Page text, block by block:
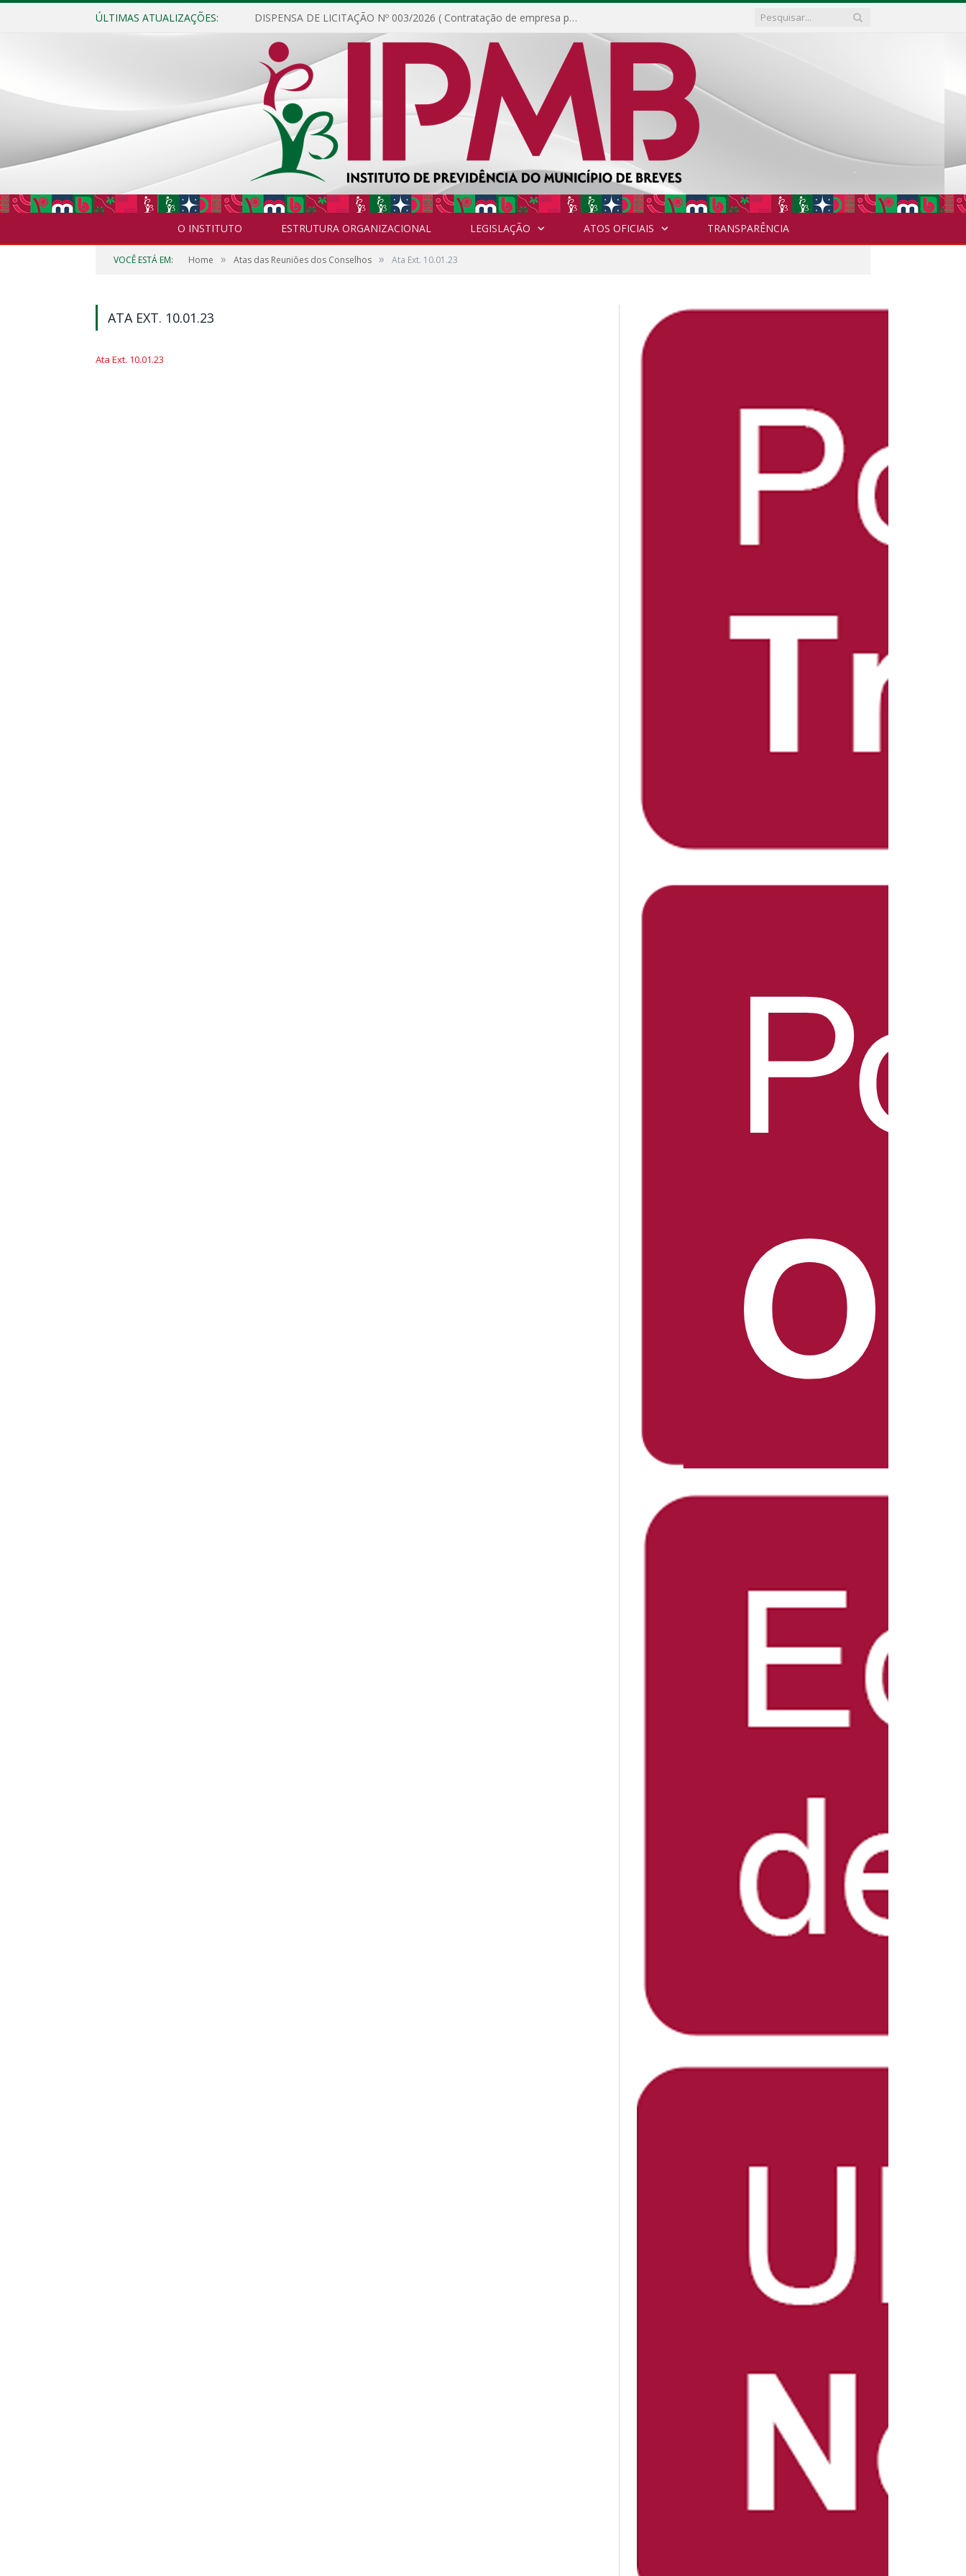
ÚLTIMAS ATUALIZAÇÕES: DISPENSA DE LICITAÇÃO Nº 003/2026 ( Contratação de empresa para fornecimento de gêneros alimentícios não perecíveis, materiais de expediente, descartáveis, copa e cozinha, para análise e posterior publicação.)
O INSTITUTO ESTRUTURA ORGANIZACIONAL LEGISLAÇÃO ATOS OFICIAIS TRANSPARÊNCIA
VOCÊ ESTÁ EM: Home » Atas das Reuniões dos Conselhos » Ata Ext. 10.01.23
ATA EXT. 10.01.23
Ata Ext. 10.01.23